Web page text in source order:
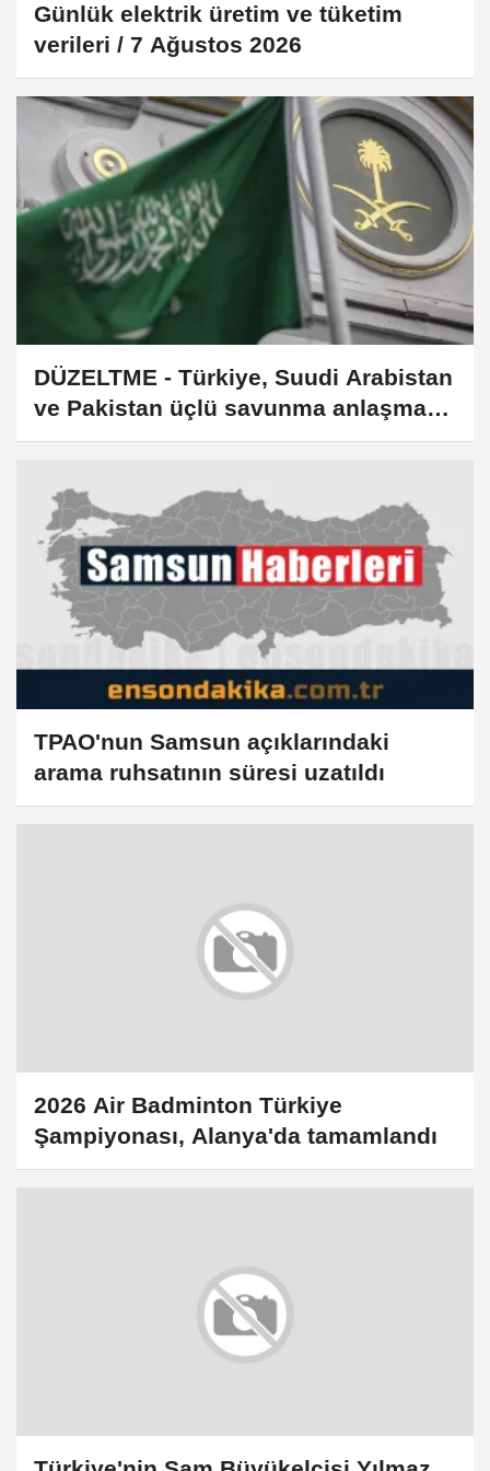
Günlük elektrik üretim ve tüketim
verileri / 7 Ağustos 2026
DÜZELTME - Türkiye, Suudi Arabistan
ve Pakistan üçlü savunma anlaşması
imzalayacak başlıklı haberimizin 2.
ismi Suudi Arabistan olarak
düzeltilmiştir
TPAO'nun Samsun açıklarındaki
arama ruhsatının süresi uzatıldı
2026 Air Badminton Türkiye
Şampiyonası, Alanya'da tamamlandı